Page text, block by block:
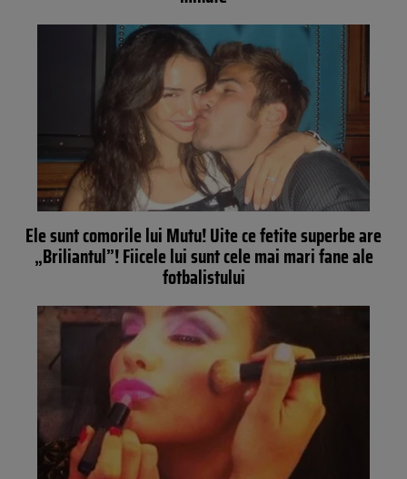
Ele sunt comorile lui Mutu! Uite ce fetite superbe are
„Briliantul”! Fiicele lui sunt cele mai mari fane ale
fotbalistului